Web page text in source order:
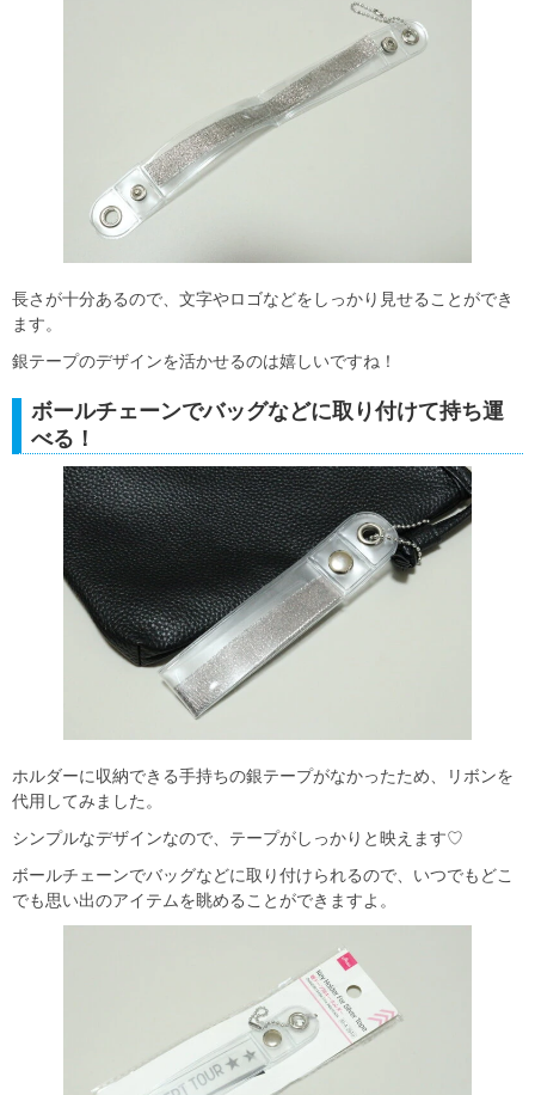
長さが十分あるので、文字やロゴなどをしっかり見せることができ
ます。
銀テープのデザインを活かせるのは嬉しいですね！
ボールチェーンでバッグなどに取り付けて持ち運
べる！
ホルダーに収納できる手持ちの銀テープがなかったため、リボンを
代用してみました。
シンプルなデザインなので、テープがしっかりと映えます♡
ボールチェーンでバッグなどに取り付けられるので、いつでもどこ
でも思い出のアイテムを眺めることができますよ。